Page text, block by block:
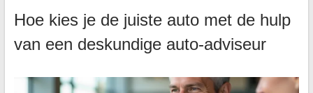
Hoe kies je de juiste auto met de hulp
van een deskundige auto-adviseur